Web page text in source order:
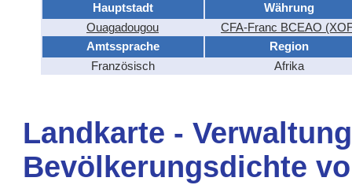
Hauptstadt
Währung
Ouagadougou
CFA-Franc BCEAO
Amtssprache
Region
Französisch
Afrika
Landkarte -
Bevölkerungsdichte